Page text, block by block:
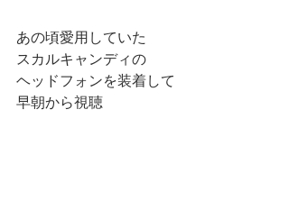
あの頃愛用していた
スカルキャンディの
ヘッドフォンを装着して
早朝から視聴